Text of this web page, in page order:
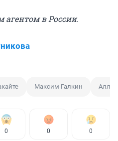
в России.
Максим Галкин Алла
0 0 0